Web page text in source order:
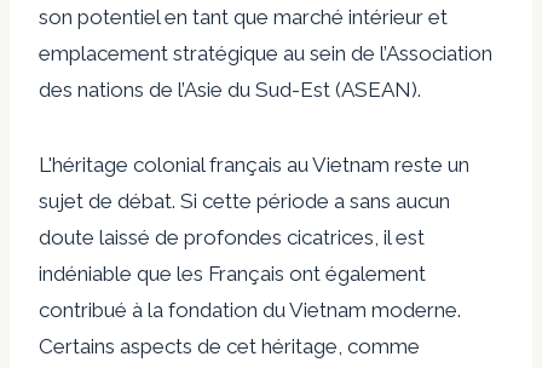
son potentiel en tant que marché intérieur et
emplacement stratégique au sein de l’Association
des nations de l’Asie du Sud-Est (ASEAN).
L'héritage colonial français au Vietnam reste un
sujet de débat. Si cette période a sans aucun
doute laissé de profondes cicatrices, il est
indéniable que les Français ont également
contribué à la fondation du Vietnam moderne.
Certains aspects de cet héritage, comme